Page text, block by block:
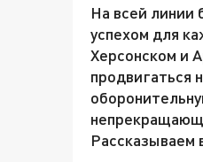
На всей линии
успехом для
Херсонском и
продвигаться
Рассказываем